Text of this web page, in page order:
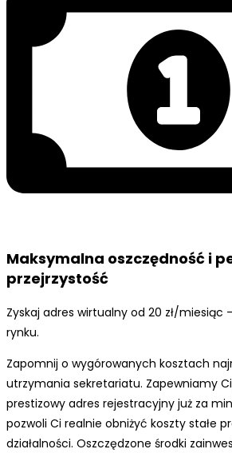
Maksymalna oszczędność i
przejrzystość
Zyskaj adres wirtualny od 20 zł/miesiąc
rynku.
Zapomnij o wygórowanych kosztach
utrzymania sekretariatu. Zapewniamy
prestizowy adres rejestracyjny już za
pozwoli Ci realnie obniżyć koszty stałe
działalności. Oszczędzone środki